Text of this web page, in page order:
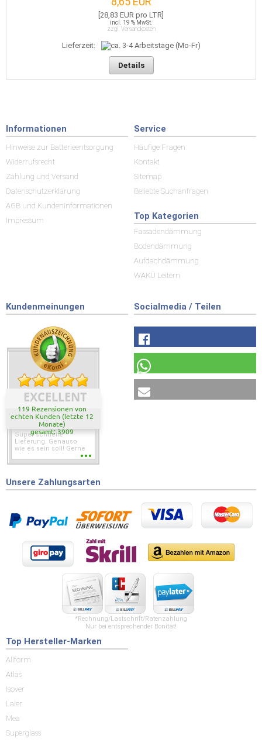
[28,83 EUR pro LTR]
incl. 19 % MwSt.
zzgl. Versandkosten
Lieferzeit:
Details
Informationen
Hinweise zur Batterieentsorgung
Widerrufsrecht
Zahlung und Versand
Datenschutzerklärung
AGB und Kundeninformationen
Impressum
Service
Häufige Fragen
Kontakt
Sitemap
Beliebte Suchanfragen
Top Kategorien
Fassadendämmung
Bodendämmung
Aufdachdämmung
WAKÜ Leitern
Kundenmeinungen
EXCELLENT
119 Rezensionen von
echten Kunden (letzte 12
Monate)
gesamt: 3909
Super schnelle
Lieferung. Genauso
wie es sein soll! Gerne
wieder wenn ich was
Socialmedia / Teilen
Unsere Zahlungsarten
*Rechnung/Lastschrift/Ratenzahlung
Nur bei entsprechender Bonität!
Top Hersteller-Marken
Allform
Atlas
Isover
Laier
Mea
Superglass